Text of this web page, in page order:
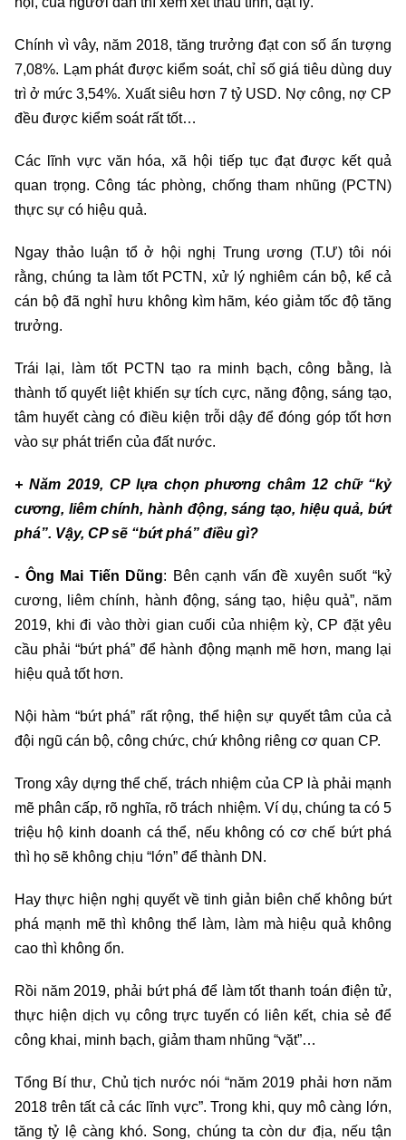
Chính vì vây, năm 2018, tăng trưởng đạt con số ấn tượng
7,08%. Lạm phát được kiểm soát, chỉ số giá tiêu dùng duy
trì ở mức 3,54%. Xuất siêu hơn 7 tỷ USD. Nợ công, nợ CP
đều được kiểm soát rất tốt…
Các lĩnh vực văn hóa, xã hội tiếp tục đạt được kết quả
quan trọng. Công tác phòng, chống tham nhũng (PCTN)
thực sự có hiệu quả.
Ngay thảo luận tổ ở hội nghị Trung ương (T.Ư) tôi nói
rằng, chúng ta làm tốt PCTN, xử lý nghiêm cán bộ, kể cả
cán bộ đã nghỉ hưu không kìm hãm, kéo giảm tốc độ tăng
trưởng.
Trái lại, làm tốt PCTN tạo ra minh bạch, công bằng, là
thành tố quyết liệt khiến sự tích cực, năng động, sáng tạo,
tâm huyết càng có điều kiện trỗi dậy để đóng góp tốt hơn
vào sự phát triển của đất nước.
+ Năm 2019, CP lựa chọn phương châm 12 chữ “kỷ
cương, liêm chính, hành động, sáng tạo, hiệu quả, bứt
phá”. Vậy, CP sẽ “bứt phá” điều gì?
- Ông Mai Tiến Dũng: Bên cạnh vấn đề xuyên suốt “kỷ
cương, liêm chính, hành động, sáng tạo, hiệu quả”, năm
2019, khi đi vào thời gian cuối của nhiệm kỳ, CP đặt yêu
cầu phải “bứt phá” để hành động mạnh mẽ hơn, mang lại
hiệu quả tốt hơn.
Nội hàm “bứt phá” rất rộng, thể hiện sự quyết tâm của cả
đội ngũ cán bộ, công chức, chứ không riêng cơ quan CP.
Trong xây dựng thể chế, trách nhiệm của CP là phải mạnh
mẽ phân cấp, rõ nghĩa, rõ trách nhiệm. Ví dụ, chúng ta có 5
triệu hộ kinh doanh cá thể, nếu không có cơ chế bứt phá
thì họ sẽ không chịu “lớn” để thành DN.
Hay thực hiện nghị quyết về tinh giản biên chế không bứt
phá mạnh mẽ thì không thể làm, làm mà hiệu quả không
cao thì không ổn.
Rồi năm 2019, phải bứt phá để làm tốt thanh toán điện tử,
thực hiện dịch vụ công trực tuyến có liên kết, chia sẻ để
công khai, minh bạch, giảm tham nhũng “vặt”…
Tổng Bí thư, Chủ tịch nước nói “năm 2019 phải hơn năm
2018 trên tất cả các lĩnh vực”. Trong khi, quy mô càng lớn,
tăng tỷ lệ càng khó. Song, chúng ta còn dư địa, nếu tận